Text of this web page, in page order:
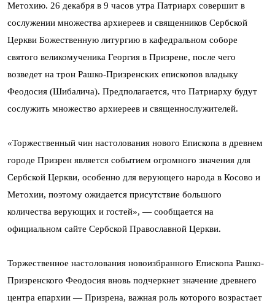
Метохию. 26 декабря в 9 часов утра Патриарх совершит в
сослужении множества архиереев и священников Сербской
Церкви Божественную литургию в кафедральном соборе
святого великомученика Георгия в Призрене, после чего
возведет на трон Рашко-Призренских епископов владыку
Феодосия (Шибалича). Предполагается, что Патриарху будут
сослужить множество архиереев и священнослужителей.
«Торжественный чин настолования нового Епископа в древнем
городе Призрен является событием огромного значения для
Сербской Церкви, особенно для верующего народа в Косово и
Метохии, поэтому ожидается присутствие большого
количества верующих и гостей», — сообщается на
официальном сайте Сербской Православной Церкви.
Торжественное настолования новоизбранного Епископа Рашко-
Призренского Феодосия вновь подчеркнет значение древнего
центра епархии — Призрена, важная роль которого возрастает